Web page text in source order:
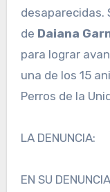
desaparecidas.
de Daiana
para lograr
una de los 15
Perros de la
LA DENUNCIA:
EN SU